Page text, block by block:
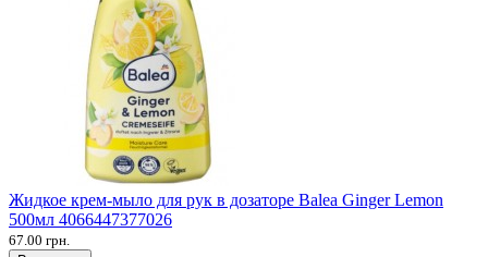
Жидкое крем-мыло для рук в дозаторе Balea Ginger Lemon
500мл 4066447377026
67.00 грн.